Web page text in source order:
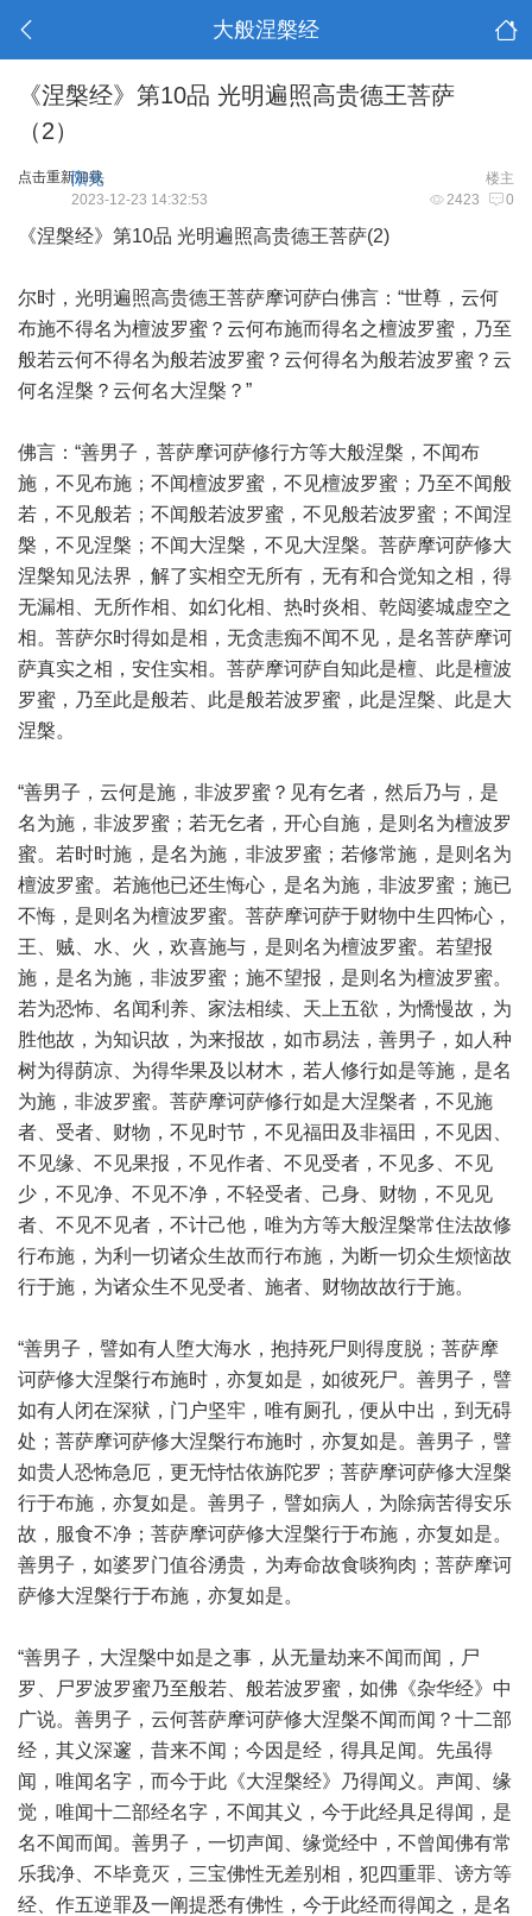
大般涅槃经
《涅槃经》第10品 光明遍照高贵德王菩萨
（2）
点击重新加载 楼主
阳光
2423 0
2023-12-23 14:32:53
《涅槃经》第10品 光明遍照高贵德王菩萨(2)
尔时，光明遍照高贵德王菩萨摩诃萨白佛言：“世尊，云何
布施不得名为檀波罗蜜？云何布施而得名之檀波罗蜜，乃至
般若云何不得名为般若波罗蜜？云何得名为般若波罗蜜？云
何名涅槃？云何名大涅槃？”
佛言：“善男子，菩萨摩诃萨修行方等大般涅槃，不闻布
施，不见布施；不闻檀波罗蜜，不见檀波罗蜜；乃至不闻般
若，不见般若；不闻般若波罗蜜，不见般若波罗蜜；不闻涅
槃，不见涅槃；不闻大涅槃，不见大涅槃。菩萨摩诃萨修大
涅槃知见法界，解了实相空无所有，无有和合觉知之相，得
无漏相、无所作相、如幻化相、热时炎相、乾闼婆城虚空之
相。菩萨尔时得如是相，无贪恚痴不闻不见，是名菩萨摩诃
萨真实之相，安住实相。菩萨摩诃萨自知此是檀、此是檀波
罗蜜，乃至此是般若、此是般若波罗蜜，此是涅槃、此是大
涅槃。
“善男子，云何是施，非波罗蜜？见有乞者，然后乃与，是
名为施，非波罗蜜；若无乞者，开心自施，是则名为檀波罗
蜜。若时时施，是名为施，非波罗蜜；若修常施，是则名为
檀波罗蜜。若施他已还生悔心，是名为施，非波罗蜜；施已
不悔，是则名为檀波罗蜜。菩萨摩诃萨于财物中生四怖心，
王、贼、水、火，欢喜施与，是则名为檀波罗蜜。若望报
施，是名为施，非波罗蜜；施不望报，是则名为檀波罗蜜。
若为恐怖、名闻利养、家法相续、天上五欲，为憍慢故，为
胜他故，为知识故，为来报故，如市易法，善男子，如人种
树为得荫凉、为得华果及以材木，若人修行如是等施，是名
为施，非波罗蜜。菩萨摩诃萨修行如是大涅槃者，不见施
者、受者、财物，不见时节，不见福田及非福田，不见因、
不见缘、不见果报，不见作者、不见受者，不见多、不见
少，不见净、不见不净，不轻受者、己身、财物，不见见
者、不见不见者，不计己他，唯为方等大般涅槃常住法故修
行布施，为利一切诸众生故而行布施，为断一切众生烦恼故
行于施，为诸众生不见受者、施者、财物故故行于施。
“善男子，譬如有人堕大海水，抱持死尸则得度脱；菩萨摩
诃萨修大涅槃行布施时，亦复如是，如彼死尸。善男子，譬
如有人闭在深狱，门户坚牢，唯有厕孔，便从中出，到无碍
处；菩萨摩诃萨修大涅槃行布施时，亦复如是。善男子，譬
如贵人恐怖急厄，更无恃怙依旃陀罗；菩萨摩诃萨修大涅槃
行于布施，亦复如是。善男子，譬如病人，为除病苦得安乐
故，服食不净；菩萨摩诃萨修大涅槃行于布施，亦复如是。
善男子，如婆罗门值谷湧贵，为寿命故食啖狗肉；菩萨摩诃
萨修大涅槃行于布施，亦复如是。
“善男子，大涅槃中如是之事，从无量劫来不闻而闻，尸
罗、尸罗波罗蜜乃至般若、般若波罗蜜，如佛《杂华经》中
广说。善男子，云何菩萨摩诃萨修大涅槃不闻而闻？十二部
经，其义深邃，昔来不闻；今因是经，得具足闻。先虽得
闻，唯闻名字，而今于此《大涅槃经》乃得闻义。声闻、缘
觉，唯闻十二部经名字，不闻其义，今于此经具足得闻，是
名不闻而闻。善男子，一切声闻、缘觉经中，不曾闻佛有常
乐我净、不毕竟灭，三宝佛性无差别相，犯四重罪、谤方等
经、作五逆罪及一阐提悉有佛性，今于此经而得闻之，是名